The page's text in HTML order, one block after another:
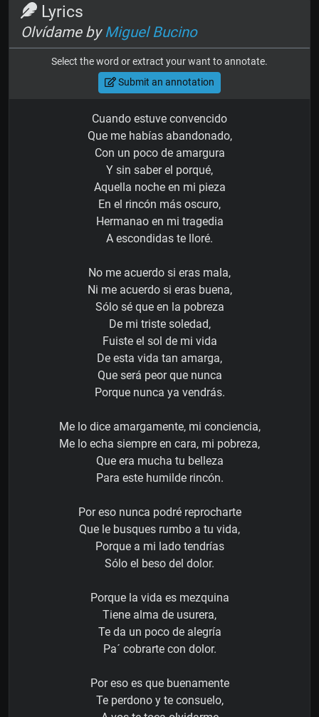
Lyrics
Olvídame by Miguel Bucino
Select the word or extract your want to annotate.
Submit an annotation
Cuando estuve convencido
Que me habías abandonado,
Con un poco de amargura
Y sin saber el porqué,
Aquella noche en mi pieza
En el rincón más oscuro,
Hermanao en mi tragedia
A escondidas te lloré.
No me acuerdo si eras mala,
Ni me acuerdo si eras buena,
Sólo sé que en la pobreza
De mi triste soledad,
Fuiste el sol de mi vida
De esta vida tan amarga,
Que será peor que nunca
Porque nunca ya vendrás.
Me lo dice amargamente, mi conciencia,
Me lo echa siempre en cara, mi pobreza,
Que era mucha tu belleza
Para este humilde rincón.
Por eso nunca podré reprocharte
Que le busques rumbo a tu vida,
Porque a mi lado tendrías
Sólo el beso del dolor.
Porque la vida es mezquina
Tiene alma de usurera,
Te da un poco de alegría
Pa´ cobrarte con dolor.
Por eso es que buenamente
Te perdono y te consuelo,